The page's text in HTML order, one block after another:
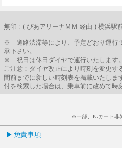
無印：( ぴあアリーナＭＭ 経由 ) 横浜駅
※ 道路渋滞等により、予定どおり運行
承下さい。
※ 祝日は休日ダイヤで運行いたします。
ご注意：ダイヤ改正により時刻を変更す
間前までに新しい時刻表を掲載いたしま
付を検索した場合は、乗車前に改めて時
※一部、ICカード非
免責事項